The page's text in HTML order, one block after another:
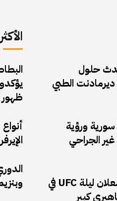
حلول
ديرمادنت الطبي
ورؤية
الجراحي
أنكالايف وغوسكوف يشعلان ليلة UFC في
كبير